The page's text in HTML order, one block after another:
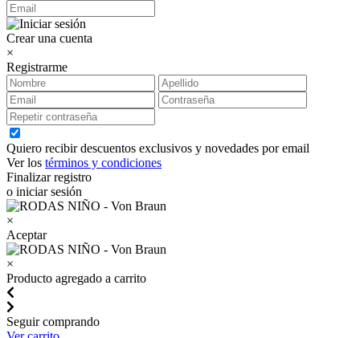
Crear una cuenta
×
Registrarme
Quiero recibir descuentos exclusivos y novedades por email
Ver los términos y condiciones
Finalizar registro
o iniciar sesión
×
Aceptar
×
Producto agregado a carrito
Seguir comprando